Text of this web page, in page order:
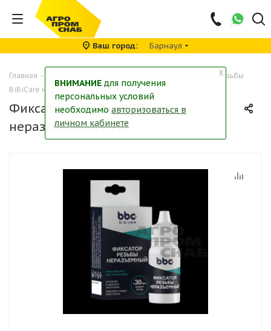
Ваш город Барнаул
Главная -
Фиксатор резьбы
BiBiCare неразъемный, 6 мл
Фиксатор резьбы BiBiCare
неразъемный, 6 мл
╳
ВНИМАНИЕ для получения
персональных условий
необходимо авторизоваться в
личном кабинете